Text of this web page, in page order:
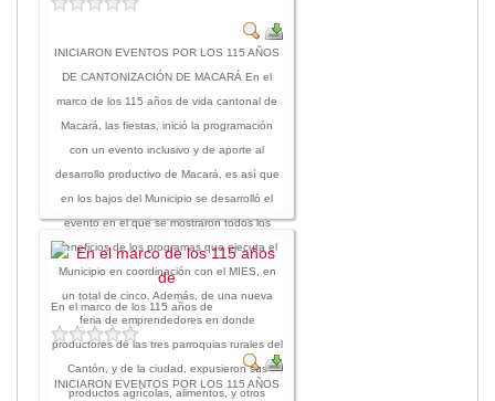
INICIARON EVENTOS POR LOS 115 AÑOS
DE CANTONIZACIÓN DE MACARÁ En el
marco de los 115 años de vida cantonal de
Macará, las fiestas, inició la programación
con un evento inclusivo y de aporte al
desarrollo productivo de Macará, es así que
en los bajos del Municipio se desarrolló el
evento en el que se mostraron todos los
beneficios de los programas que ejecuta el
Municipio en coordinación con el MIES, en
un total de cinco. Además, de una nueva
feria de emprendedores en donde
productores de las tres parroquias rurales del
Cantón, y de la ciudad, expusieron sus
productos agrícolas, alimentos, y otros
En el marco de los 115 años de
INICIARON EVENTOS POR LOS 115 AÑOS
Deportes
Social
Transparencia
LOTAIP
2026
2025
2020
2024
2023
2021